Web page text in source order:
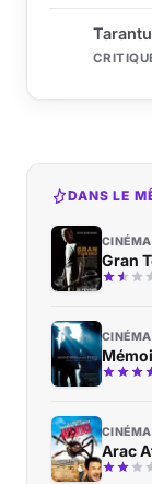
DANS LE
CINÉMA
Gran
CINÉMA
CINÉMA
Arac